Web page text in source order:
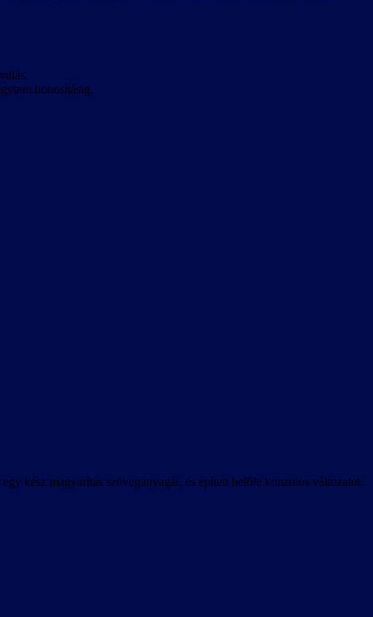
honosításig.
kész magyarítás szöveganyagát, és épített belőle konzolos változatot.